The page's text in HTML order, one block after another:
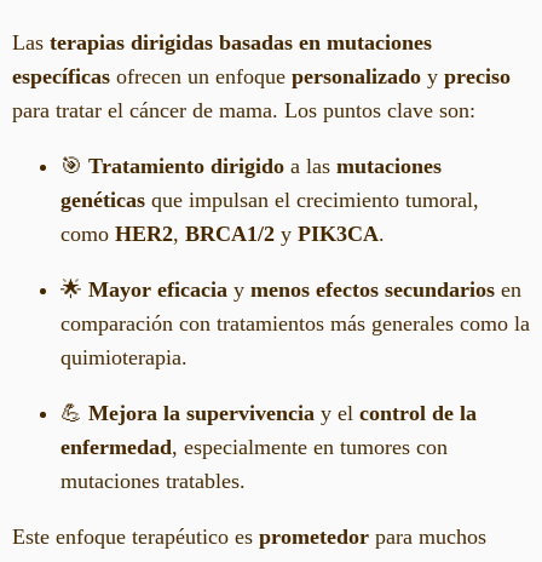
Las terapias dirigidas basadas en mutaciones
específicas ofrecen un enfoque personalizado y preciso
para tratar el cáncer de mama. Los puntos clave son:
🎯 Tratamiento dirigido a las mutaciones
genéticas que impulsan el crecimiento tumoral,
como HER2, BRCA1/2 y PIK3CA.
🌟 Mayor eficacia y menos efectos secundarios en
comparación con tratamientos más generales como la
quimioterapia.
💪 Mejora la supervivencia y el control de la
enfermedad, especialmente en tumores con
mutaciones tratables.
Este enfoque terapéutico es prometedor para muchos